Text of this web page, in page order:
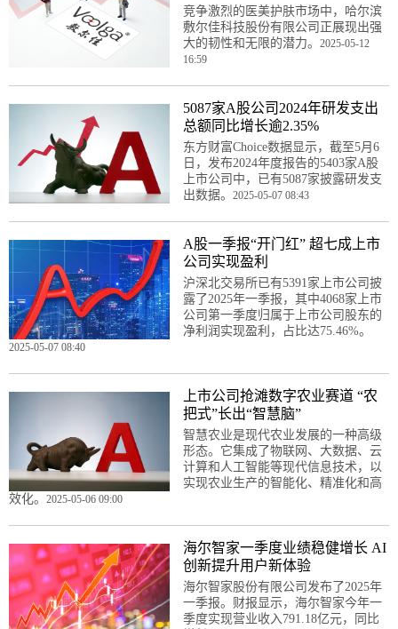
竞争激烈的医美护肤市场中，哈尔滨
敷尔佳科技股份有限公司正展现出强
大的韧性和无限的潜力。 2025-05-12
16:59
5087家A股公司2024年研发支出
总额同比增长逾2.35%
东方财富Choice数据显示，截至5月6
日，发布2024年度报告的5403家A股
上市公司中，已有5087家披露研发支
出数据。 2025-05-07 08:43
A股一季报“开门红” 超七成上市
公司实现盈利
沪深北交易所已有5391家上市公司披
露了2025年一季报，其中4068家上市
公司第一季度归属于上市公司股东的
净利润实现盈利，占比达75.46%。
2025-05-07 08:40
上市公司抢滩数字农业赛道 “农
把式”长出“智慧脑”
智慧农业是现代农业发展的一种高级
形态。它集成了物联网、大数据、云
计算和人工智能等现代信息技术，以
实现农业生产的智能化、精准化和高
效化。 2025-05-06 09:00
海尔智家一季度业绩稳健增长 AI
创新提升用户新体验
海尔智家股份有限公司发布了2025年
一季报。财报显示，海尔智家今年一
季度实现营业收入791.18亿元，同比